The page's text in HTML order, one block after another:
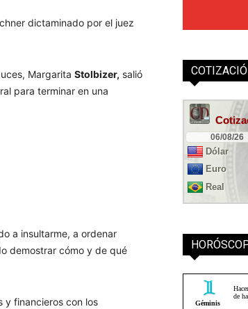
dictaminado por el juez
MargaritaStolbizer, salió
para terminar en una
a insultarme, a ordenar
demostrar cómo y de qué
y financieros con los